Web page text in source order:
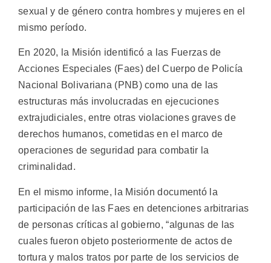
sexual y de género contra hombres y mujeres en el
mismo período.
En 2020, la Misión identificó a las Fuerzas de
Acciones Especiales (Faes) del Cuerpo de Policía
Nacional Bolivariana (PNB) como una de las
estructuras más involucradas en ejecuciones
extrajudiciales, entre otras violaciones graves de
derechos humanos, cometidas en el marco de
operaciones de seguridad para combatir la
criminalidad.
En el mismo informe, la Misión documentó la
participación de las Faes en detenciones arbitrarias
de personas críticas al gobierno, “algunas de las
cuales fueron objeto posteriormente de actos de
tortura y malos tratos por parte de los servicios de